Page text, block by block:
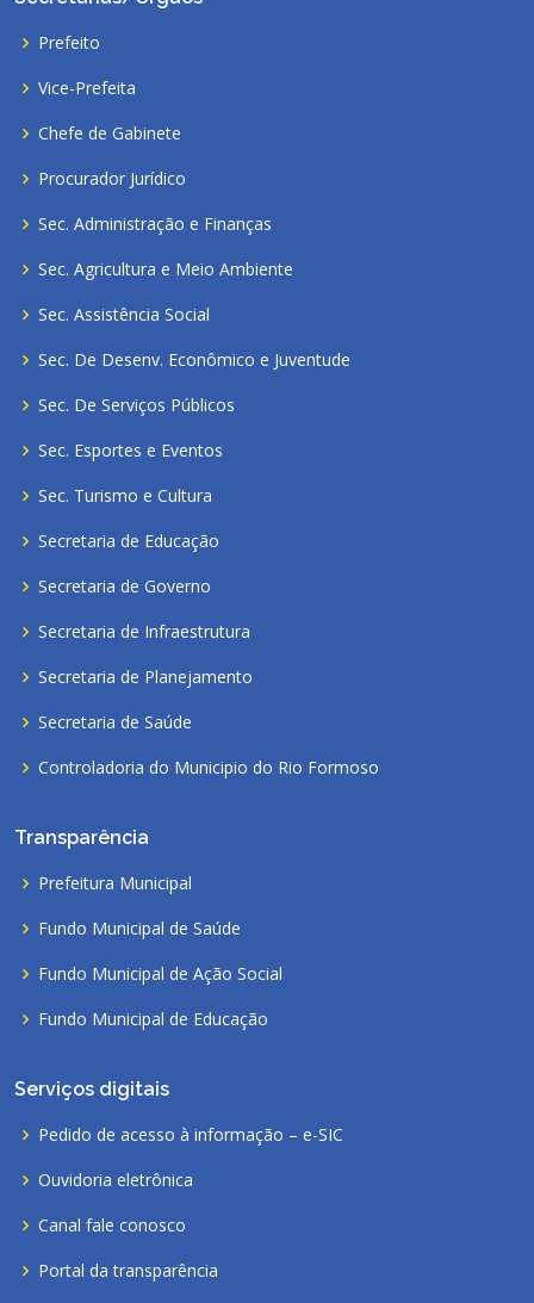
Prefeito
Vice-Prefeita
Chefe de Gabinete
Procurador Jurídico
Sec. Administração e Finanças
Sec. Agricultura e Meio Ambiente
Sec. Assistência Social
Sec. De Desenv. Econômico e Juventude
Sec. De Serviços Públicos
Sec. Esportes e Eventos
Sec. Turismo e Cultura
Secretaria de Educação
Secretaria de Governo
Secretaria de Infraestrutura
Secretaria de Planejamento
Secretaria de Saúde
Controladoria do Municipio do Rio Formoso
Transparência
Prefeitura Municipal
Fundo Municipal de Saúde
Fundo Municipal de Ação Social
Fundo Municipal de Educação
Serviços digitais
Pedido de acesso à informação – e-SIC
Ouvidoria eletrônica
Canal fale conosco
Portal da transparência